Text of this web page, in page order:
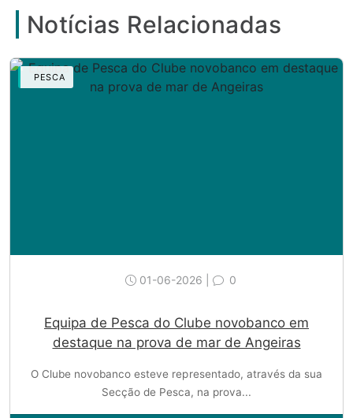
Notícias Relacionadas
PESCA
01-06-2026 | 0
Equipa de Pesca do Clube novobanco em
destaque na prova de mar de Angeiras
O Clube novobanco esteve representado, através da sua
Secção de Pesca, na prova...